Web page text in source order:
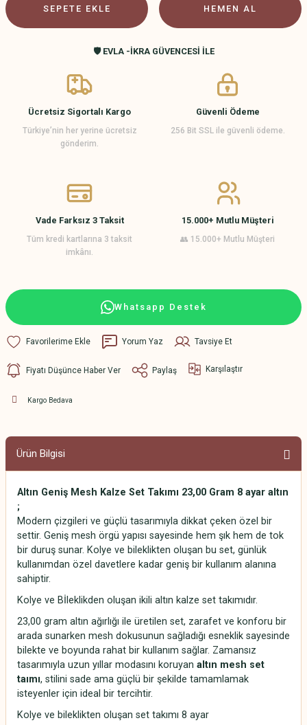
SEPETE EKLE HEMEN AL
🛡️ EVLA -İKRA GÜVENCESİ İLE
Ücretsiz Sigortalı Kargo
Türkiye’nin her yerine ücretsiz
gönderim.
Güvenli Ödeme
256 Bit SSL ile güvenli ödeme.
Vade Farksız 3 Taksit
Tüm kredi kartlarına 3 taksit
imkânı.
15.000+ Mutlu Müşteri
👥 15.000+ Mutlu Müşteri
Whatsapp Destek
Yorum Yaz Tavsiye Et
Fiyatı Düşünce Haber Ver Paylaş Karşılaştır
Kargo Bedava
Ürün Bilgisi
Altın Geniş Mesh Kalze Set Takımı 23,00 Gram 8 ayar altın
;
Modern çizgileri ve güçlü tasarımıyla dikkat çeken özel bir
settir. Geniş mesh örgü yapısı sayesinde hem şık hem de tok
bir duruş sunar. Kolye ve bileklikten oluşan bu set, günlük
kullanımdan özel davetlere kadar geniş bir kullanım alanına
sahiptir.
Kolye ve Bİleklikden oluşan ikili altın kalze set takımıdır.
23,00 gram altın ağırlığı ile üretilen set, zarafet ve konforu bir
arada sunarken mesh dokusunun sağladığı esneklik sayesinde
bilekte ve boyunda rahat bir kullanım sağlar. Zamansız
tasarımıyla uzun yıllar modasını koruyan altın mesh set
taımı, stilini sade ama güçlü bir şekilde tamamlamak
isteyenler için ideal bir tercihtir.
Kolye ve bileklikten oluşan set takımı 8 ayar